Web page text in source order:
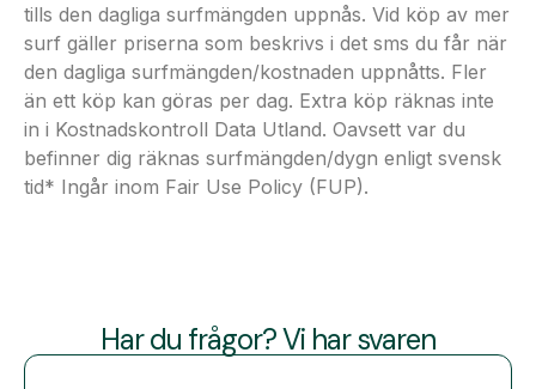
tills den dagliga surfmängden uppnås. Vid köp av mer
surf gäller priserna som beskrivs i det sms du får när
den dagliga surfmängden/kostnaden uppnåtts. Fler
än ett köp kan göras per dag. Extra köp räknas inte
in i Kostnadskontroll Data Utland. Oavsett var du
befinner dig räknas surfmängden/dygn enligt svensk
tid* Ingår inom Fair Use Policy (FUP).
Har du frågor? Vi har svaren